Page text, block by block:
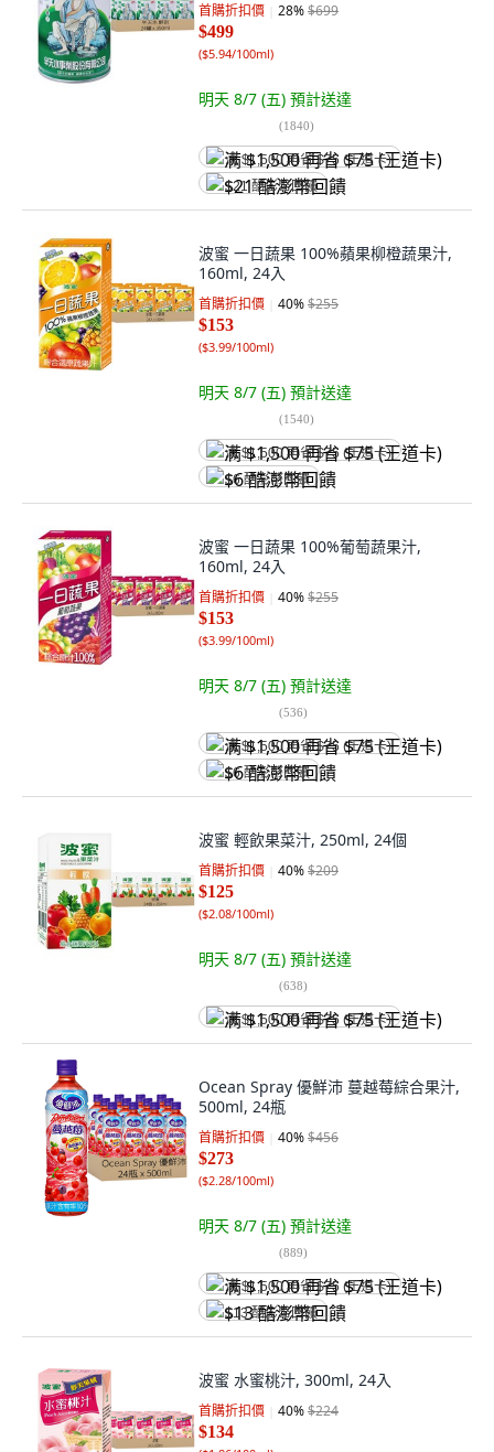
首購折扣價 28%$699
$499
($5.94/100ml)
明天 8/7 (五) 預計送達
(1840)
满 $1,500 再省 $75 (王道卡)
$21 酷澎幣回饋
波蜜 一日蔬果 100%蘋果柳橙蔬果汁,
160ml, 24入
首購折扣價 40%$255
$153
($3.99/100ml)
明天 8/7 (五) 預計送達
(1540)
满 $1,500 再省 $75 (王道卡)
$6 酷澎幣回饋
波蜜 一日蔬果 100%葡萄蔬果汁,
160ml, 24入
首購折扣價 40%$255
$153
($3.99/100ml)
明天 8/7 (五) 預計送達
(536)
满 $1,500 再省 $75 (王道卡)
$6 酷澎幣回饋
波蜜 輕飲果菜汁, 250ml, 24個
首購折扣價 40%$209
$125
($2.08/100ml)
明天 8/7 (五) 預計送達
(638)
满 $1,500 再省 $75 (王道卡)
Ocean Spray 優鮮沛 蔓越莓綜合果汁,
500ml, 24瓶
首購折扣價 40%$456
$273
($2.28/100ml)
明天 8/7 (五) 預計送達
(889)
满 $1,500 再省 $75 (王道卡)
$13 酷澎幣回饋
波蜜 水蜜桃汁, 300ml, 24入
首購折扣價 40%$224
$134